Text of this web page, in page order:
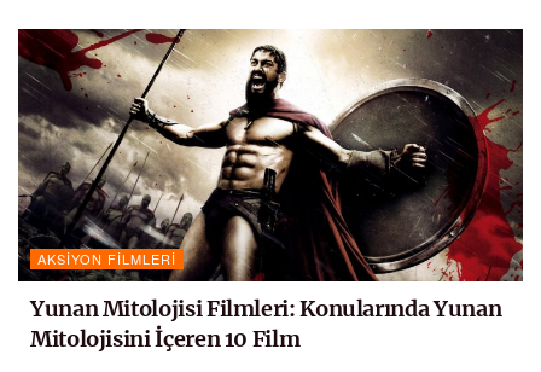
AKSIYON FILMLERI
Yunan Mitolojisi Filmleri: Konularında Yunan
Mitolojisini İçeren 10 Film